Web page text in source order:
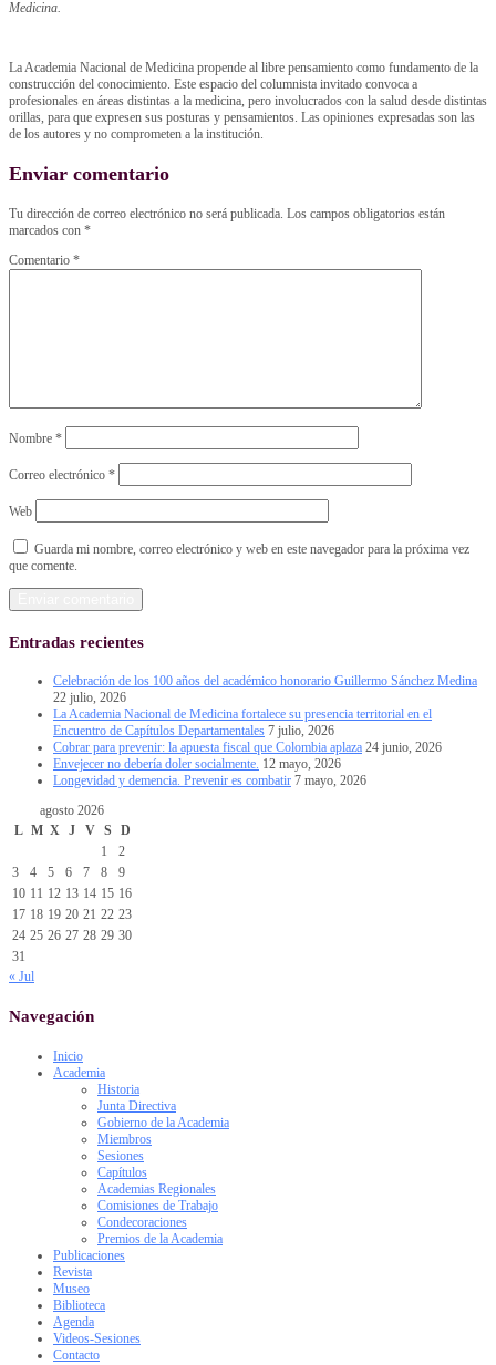
Medicina.
La Academia Nacional de Medicina propende al libre pensamiento como fundamento de la
construcción del conocimiento. Este espacio del columnista invitado convoca a
profesionales en áreas distintas a la medicina, pero involucrados con la salud desde distintas
orillas, para que expresen sus posturas y pensamientos. Las opiniones expresadas son las
de los autores y no comprometen a la institución.
Enviar comentario
Tu dirección de correo electrónico no será publicada. Los campos obligatorios están
marcados con *
Comentario *
Nombre *
Correo electrónico *
Web
Guarda mi nombre, correo electrónico y web en este navegador para la próxima vez
que comente.
Entradas recientes
Celebración de los 100 años del académico honorario Guillermo Sánchez Medina
22 julio, 2026
La Academia Nacional de Medicina fortalece su presencia territorial en el
Encuentro de Capítulos Departamentales 7 julio, 2026
Cobrar para prevenir: la apuesta fiscal que Colombia aplaza 24 junio, 2026
Envejecer no debería doler socialmente. 12 mayo, 2026
Longevidad y demencia. Prevenir es combatir 7 mayo, 2026
agosto 2026
L M X J V S
D
1
2
3
4 5 6 7 8
9
10 11 12 13 14 15 16
17 18 19 20 21 22 23
24 25 26 27 28 29 30
31
« Jul
Navegación
Inicio
Academia
Historia
Junta Directiva
Gobierno de la Academia
Miembros
Sesiones
Capítulos
Academias Regionales
Comisiones de Trabajo
Condecoraciones
Premios de la Academia
Publicaciones
Revista
Museo
Biblioteca
Agenda
Videos-Sesiones
Contacto